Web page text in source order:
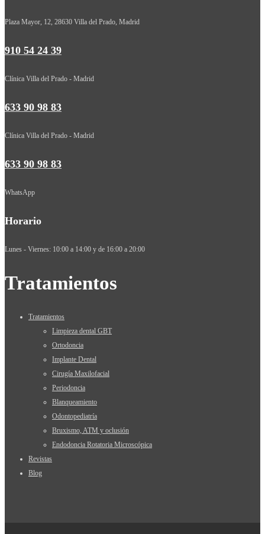
Plaza Mayor, 12, 28630 Villa del Prado, Madrid
910 54 24 39
Clínica Villa del Prado - Madrid
633 90 98 83
Clínica Villa del Prado - Madrid
633 90 98 83
WhatsApp
Horario
Lunes - Viernes: 10:00 a 14:00 y de 16:00 a 20:00
Tratamientos
Tratamientos
Limpieza dental GBT
Ortodoncia
Implante Dental
Cirugía Maxilofacial
Periodoncia
Blanqueamiento
Odontopediatría
Bruxismo, ATM y oclusión
Endodoncia Rotatoria Microscópica
Revistas
Blog